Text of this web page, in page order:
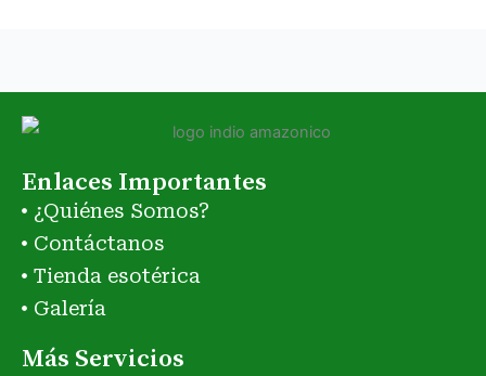
Enlaces Importantes
¿Quiénes Somos?
Contáctanos
Tienda esotérica
Galería
Más Servicios